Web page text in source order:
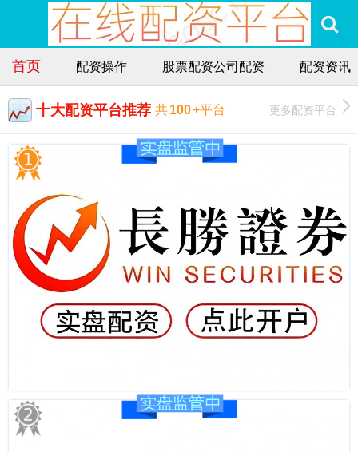
首页 配资操作 股票配资公司配资 配资资讯
十大配资平台推荐 共100+平台 更多配资平台